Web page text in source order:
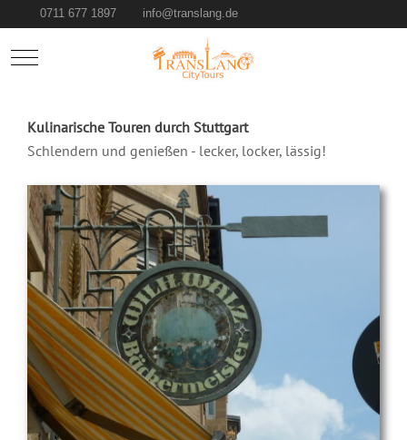
0711 677 1897 info@translang.de
Mobile Menu Toggle
Kulinarische Touren durch Stuttgart
Schlendern und genießen - lecker, locker, lässig!